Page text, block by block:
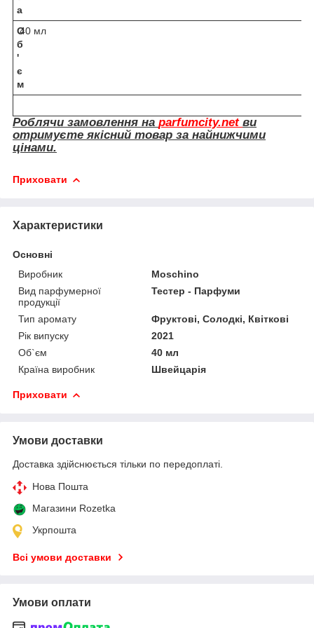
а
О
б
'
є
м
40 мл
Роблячи замовлення на parfumcity.net ви
отримуєте якісний товар за найнижчими
цінами.
Приховати
Характеристики
Основні
Виробник
Moschino
Вид парфумерної
продукції
Тестер - Парфуми
Тип аромату
Фруктові, Солодкі, Квіткові
Рік випуску
2021
Об`єм
40 мл
Країна виробник
Швейцарія
Приховати
Умови доставки
Доставка здійснюється тільки по передоплаті.
Нова Пошта
Магазини Rozetka
Укрпошта
Всі умови доставки
Умови оплати